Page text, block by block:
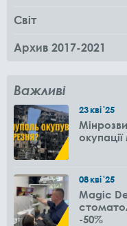
Світ
Архив 2017-2021
Важливі
23кві'25
08кві'25
Magic
-50%